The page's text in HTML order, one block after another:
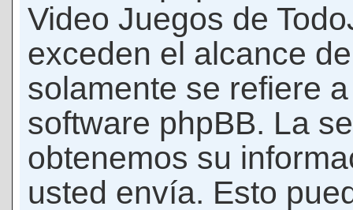
Video Juegos de
exceden el alcance
solamente se refiere
software phpBB. La
obtenemos su
usted envía. Esto